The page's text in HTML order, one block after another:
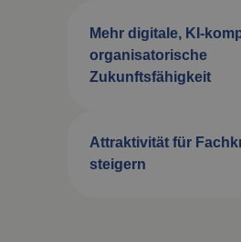
Mehr digitale, KI-
organisatorische
Zukunftsfähigkeit
Attraktivität für
steigern